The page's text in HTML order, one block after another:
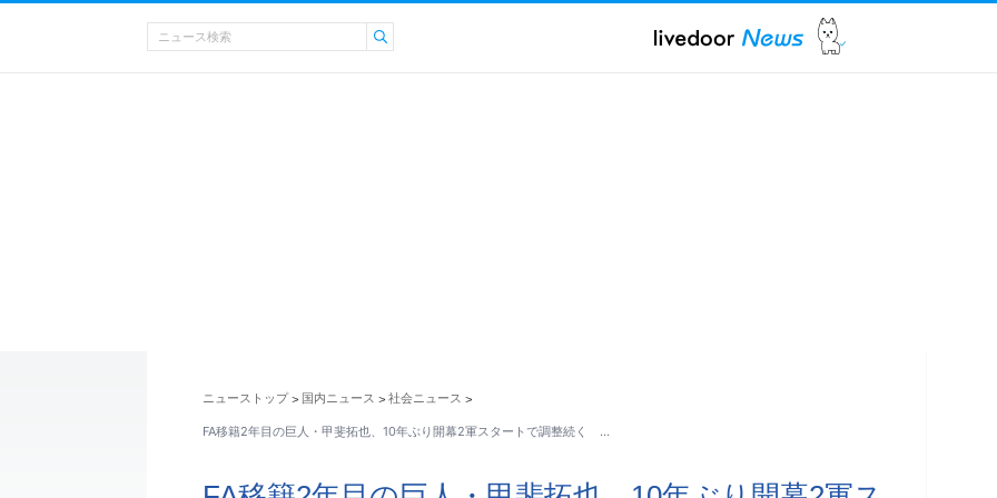
ニューストップ > 国内ニュース > 社会ニュース >
FA移籍2年目の巨人・甲斐拓也、10年ぶり開幕2軍スタートで調整続く …